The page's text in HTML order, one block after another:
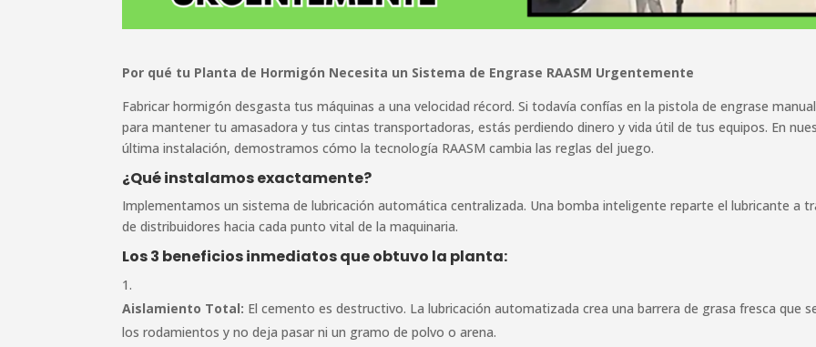
Por qué tu Planta de Hormigón Necesita un Sistema de Engrase RAASM Urgentemente
Fabricar hormigón desgasta tus máquinas a una velocidad récord. Si todavía confías en la pistola de engrase manual
para mantener tu amasadora y tus cintas transportadoras, estás perdiendo dinero y vida útil de tus equipos. En
última instalación, demostramos cómo la tecnología RAASM cambia las reglas del juego.
¿Qué instalamos exactamente?
Implementamos un sistema de lubricación automática centralizada. Una bomba inteligente reparte el lubricante a
de distribuidores hacia cada punto vital de la maquinaria.
Los 3 beneficios inmediatos que obtuvo la planta:
Aislamiento Total: El cemento es destructivo. La lubricación automatizada crea una barrera de grasa fresca que
los rodamientos y no deja pasar ni un gramo de polvo o arena.